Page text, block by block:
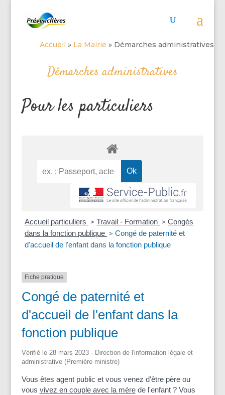
Accueil » La Mairie » Démarches administratives
Démarches administratives
Pour les particuliers
Accueil particuliers > Travail - Formation > Congés
dans la fonction publique > Congé de paternité et
d'accueil de l'enfant dans la fonction publique
Fiche pratique
Congé de paternité et
d'accueil de l'enfant dans la
fonction publique
Vérifié le 28 mars 2023 - Direction de l'information légale et
administrative (Première ministre)
Vous êtes agent public et vous venez d'être père ou
vous vivez en couple avec la mèrede l'enfant ? Vous